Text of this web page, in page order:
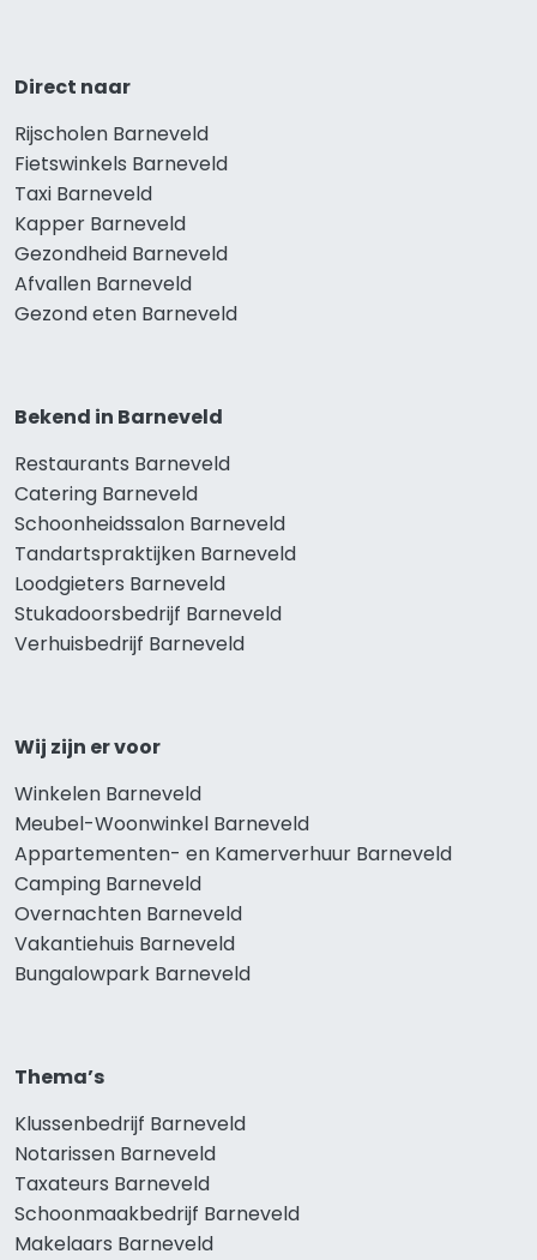
Direct naar
Rijscholen Barneveld
Fietswinkels Barneveld
Taxi Barneveld
Kapper Barneveld
Gezondheid Barneveld
Afvallen Barneveld
Gezond eten Barneveld
Bekend in Barneveld
Restaurants Barneveld
Catering Barneveld
Schoonheidssalon Barneveld
Tandartspraktijken Barneveld
Loodgieters Barneveld
Stukadoorsbedrijf Barneveld
Verhuisbedrijf Barneveld
Wij zijn er voor
Winkelen Barneveld
Meubel-Woonwinkel Barneveld
Appartementen- en Kamerverhuur Barneveld
Camping Barneveld
Overnachten Barneveld
Vakantiehuis Barneveld
Bungalowpark Barneveld
Thema’s
Klussenbedrijf Barneveld
Notarissen Barneveld
Taxateurs Barneveld
Schoonmaakbedrijf Barneveld
Makelaars Barneveld